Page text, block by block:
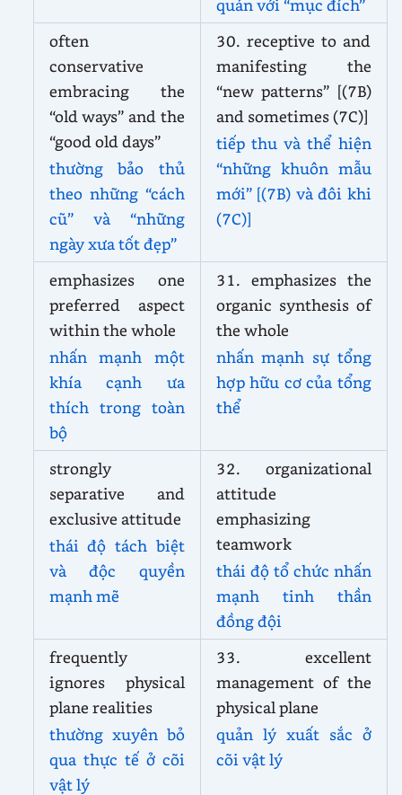
quán với “mục đích”
often
conservative
embracing the
“old ways” and the
“good old days”
thường bảo thủ
theo những “cách
cũ” và “những
ngày xưa tốt đẹp”
30. receptive to and
manifesting the
“new patterns” [(7B)
and sometimes (7C)]
tiếp thu và thể hiện
“những khuôn mẫu
mới” [(7B) và đôi khi
(7C)]
emphasizes one
preferred aspect
within the whole
nhấn mạnh một
khía cạnh ưa
thích trong toàn
bộ
31. emphasizes the
organic synthesis of
the whole
nhấn mạnh sự tổng
hợp hữu cơ của tổng
thể
strongly
separative and
exclusive attitude
thái độ tách biệt
và độc quyền
mạnh mẽ
32. organizational
attitude
emphasizing
teamwork
thái độ tổ chức nhấn
mạnh tinh thần
đồng đội
frequently
ignores physical
plane realities
thường xuyên bỏ
qua thực tế ở cõi
vật lý
33. excellent
management of the
physical plane
quản lý xuất sắc ở
cõi vật lý